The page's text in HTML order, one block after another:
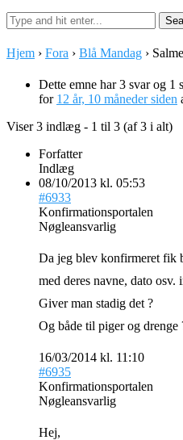
Hjem › Fora › Blå Mandag ›
Dette emne har 3 svar og 1
for 12 år, 10 måneder siden
Viser 3 indlæg - 1 til 3 (af 3 i alt)
Forfatter
Indlæg
08/10/2013 kl. 05:53
#6933
Konfirmationsportalen
Nøgleansvarlig
Da jeg blev konfirmeret fik
med deres navne, dato osv.
Giver man stadig det ?
Og både til piger og drenge
16/03/2014 kl. 11:10
#6935
Konfirmationsportalen
Nøgleansvarlig
Hej,